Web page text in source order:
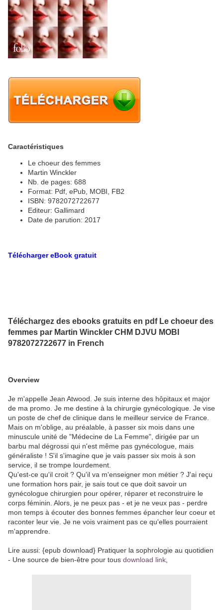
Caractéristiques
Le choeur des femmes
Martin Winckler
Nb. de pages: 688
Format: Pdf, ePub, MOBI, FB2
ISBN: 9782072722677
Editeur: Gallimard
Date de parution: 2017
Télécharger eBook gratuit
Téléchargez des ebooks gratuits en pdf Le choeur des
femmes par Martin Winckler CHM DJVU MOBI
9782072722677 in French
Overview
Je m'appelle Jean Atwood. Je suis interne des hôpitaux et major
de ma promo. Je me destine à la chirurgie gynécologique. Je vise
un poste de chef de clinique dans le meilleur service de France.
Mais on m'oblige, au préalable, à passer six mois dans une
minuscule unité de "Médecine de La Femme", dirigée par un
barbu mal dégrossi qui n'est même pas gynécologue, mais
généraliste ! S'il s'imagine que je vais passer six mois à son
service, il se trompe lourdement.
Qu'est-ce qu'il croit ? Qu'il va m'enseigner mon métier ? J'ai reçu
une formation hors pair, je sais tout ce que doit savoir un
gynécologue chirurgien pour opérer, réparer et reconstruire le
corps féminin. Alors, je ne peux pas - et je ne veux pas - perdre
mon temps à écouter des bonnes femmes épancher leur coeur et
raconter leur vie. Je ne vois vraiment pas ce qu'elles pourraient
m'apprendre.
Lire aussi: {epub download} Pratiquer la sophrologie au quotidien
- Une source de bien-être pour tous download link